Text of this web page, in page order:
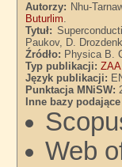
Autorzy: Nhu-
Buturlim.
Tytuł:
Paukov, D.
Źródło: Physica B.
Typ publikacji:ZAA
Język publikacji:
Punktacja MNiSW:
Inne bazy
Web